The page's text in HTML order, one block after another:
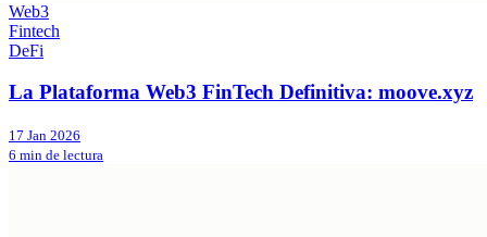
Web3
Fintech
DeFi
La Plataforma Web3 FinTech Definitiva: moove.xyz
17 Jan 2026
6 min de lectura